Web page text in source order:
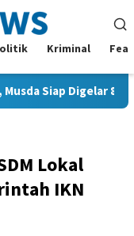
Kriminal
Digelar 8 Agustus
Lokal
IKN